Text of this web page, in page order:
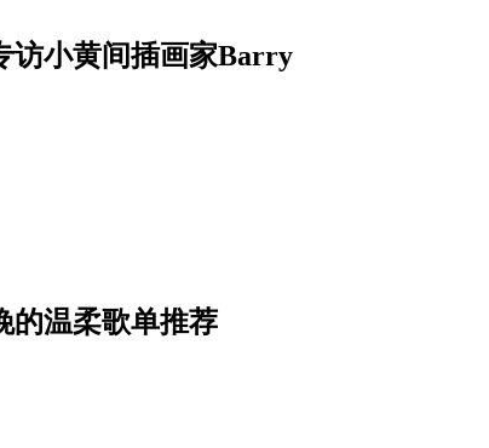
访小黄间插画家Barry
的温柔歌单推荐